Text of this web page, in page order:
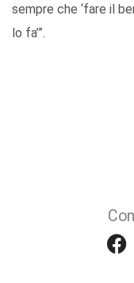
sempre che ‘fare il
lo fa’”.